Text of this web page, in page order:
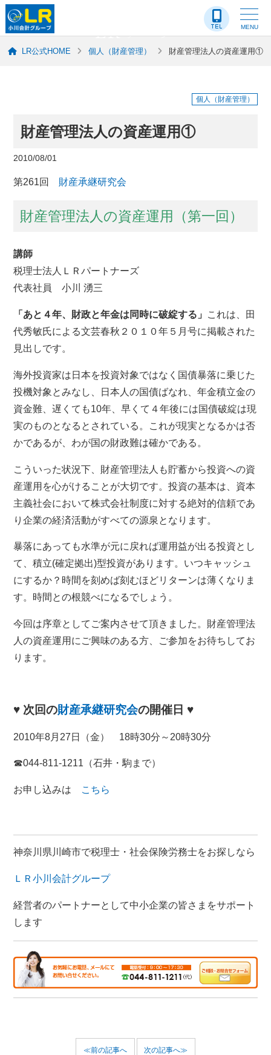
MENU
LR-ブログ
LR公式HOME 個人（財産管理） 財産管理法人の資産運用①
個人（財産管理）
財産管理法人の資産運用①
2010/08/01
第261回 財産承継研究会
財産管理法人の資産運用（第一回）
講師
税理士法人ＬＲパートナーズ
代表社員 小川 湧三
「あと４年、財政と年金は同時に破綻する」
これは、田
代秀敏氏による文芸春秋２０１０年５月号に掲載された
見出しです。
海外投資家は日本を投資対象ではなく国債暴落に乗じた
投機対象とみなし、日本人の国債ばなれ、年金積立金の
資金難、遅くても10年、早くて４年後には国債破綻は現
実のものとなるとされている。これが現実となるかは否
かであるが、わが国の財政難は確かである。
こういった状況下、財産管理法人も貯蓄から投資への資
産運用を心がけることが大切です。投資の基本は、資本
主義社会において株式会社制度に対する絶対的信頼であ
り企業の経済活動がすべての源泉となります。
暴落にあっても水準が元に戻れば運用益が出る投資とし
て、積立(確定拠出)型投資があります。いつキャッシュ
にするか？時間を刻めば刻むほどリターンは薄くなりま
す。時間との根競べになるでしょう。
今回は序章としてご案内させて頂きました。財産管理法
人の資産運用にご興味のある方、ご参加をお待ちしてお
ります。
♥ 次回の財産承継研究会の開催日 ♥
2010年8月27日（金） 18時30分～20時30分
☎044-811-1211（石井・駒まで）
お申し込みは こちら
神奈川県川崎市で税理士・社会保険労務士をお探しなら
ＬＲ小川会計グループ
経営者のパートナーとして中小企業の皆さまをサポート
します
≪前の記事へ 次の記事へ≫